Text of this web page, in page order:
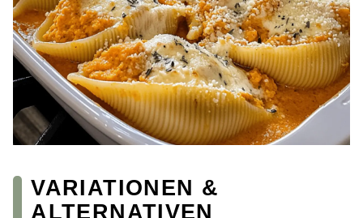
VARIATIONEN &
ALTERNATIVEN